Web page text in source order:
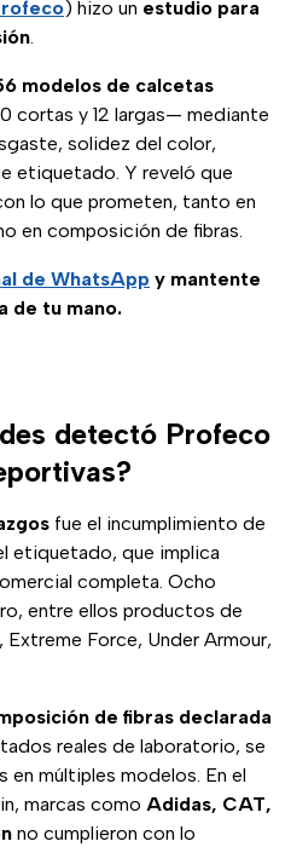
) hizo un estudio para
.
modelos de calcetas
cortas y 12 largas— mediante
solidez del color,
etiquetado. Y reveló que
lo que prometen, tanto en
en composición de fibras.
de WhatsApp y mantente
de tu mano.
detectó Profeco
fue el incumplimiento de
etiquetado, que implica
completa. Ocho
entre ellos productos de
Force, Under Armour,
de fibras declarada
reales de laboratorio, se
múltiples modelos. En el
marcas como Adidas, CAT,
no cumplieron con lo